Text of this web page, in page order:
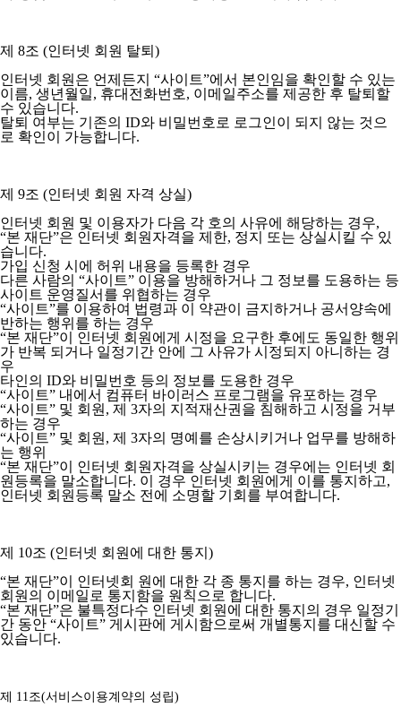
제 8조 (인터넷 회원 탈퇴)
인터넷 회원은 언제든지 “사이트”에서 본인임을 확인할 수 있는
이름, 생년월일, 휴대전화번호, 이메일주소를 제공한 후 탈퇴할
수 있습니다.
탈퇴 여부는 기존의 ID와 비밀번호로 로그인이 되지 않는 것으
로 확인이 가능합니다.
제 9조 (인터넷 회원 자격 상실)
인터넷 회원 및 이용자가 다음 각 호의 사유에 해당하는 경우,
“본 재단”은 인터넷 회원자격을 제한, 정지 또는 상실시킬 수 있
습니다.
가입 신청 시에 허위 내용을 등록한 경우
다른 사람의 “사이트” 이용을 방해하거나 그 정보를 도용하는 등
사이트 운영질서를 위협하는 경우
“사이트”를 이용하여 법령과 이 약관이 금지하거나 공서양속에
반하는 행위를 하는 경우
“본 재단”이 인터넷 회원에게 시정을 요구한 후에도 동일한 행위
가 반복 되거나 일정기간 안에 그 사유가 시정되지 아니하는 경
우
타인의 ID와 비밀번호 등의 정보를 도용한 경우
“사이트” 내에서 컴퓨터 바이러스 프로그램을 유포하는 경우
“사이트” 및 회원, 제 3자의 지적재산권을 침해하고 시정을 거부
하는 경우
“사이트” 및 회원, 제 3자의 명예를 손상시키거나 업무를 방해하
는 행위
“본 재단”이 인터넷 회원자격을 상실시키는 경우에는 인터넷 회
원등록을 말소합니다. 이 경우 인터넷 회원에게 이를 통지하고,
인터넷 회원등록 말소 전에 소명할 기회를 부여합니다.
제 10조 (인터넷 회원에 대한 통지)
“본 재단”이 인터넷회 원에 대한 각 종 통지를 하는 경우, 인터넷
회원의 이메일로 통지함을 원칙으로 합니다.
“본 재단”은 불특정다수 인터넷 회원에 대한 통지의 경우 일정기
간 동안 “사이트” 게시판에 게시함으로써 개별통지를 대신할 수
있습니다.
제 11조(서비스이용계약의 성립)